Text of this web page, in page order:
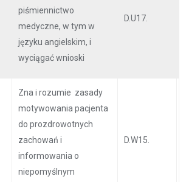
piśmiennictwo
medyczne, w tym w
języku angielskim, i
wyciągać wnioski
D.U17.
Zna i rozumie zasady
motywowania pacjenta
do prozdrowotnych
zachowań i
informowania o
niepomyślnym
D.W15.